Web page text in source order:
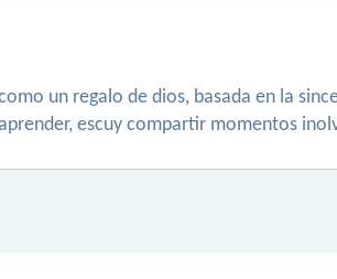
un regalo de dios, basada en la
escuy compartir momentos